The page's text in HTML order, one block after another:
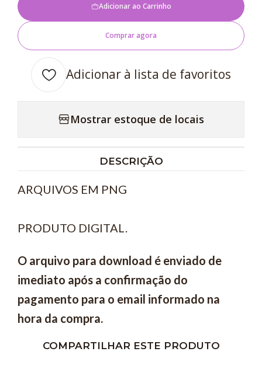
Adicionar ao Carrinho
Comprar agora
Adicionar à lista de favoritos
Mostrar estoque de locais
DESCRIÇÃO
ARQUIVOS EM PNG
PRODUTO DIGITAL.
O arquivo para download é enviado de
imediato após a confirmação do
pagamento para o email informado na
hora da compra.
COMPARTILHAR ESTE PRODUTO